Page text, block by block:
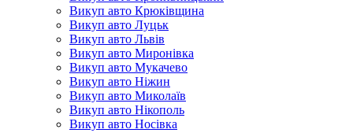
Викуп авто Крюківщина
Викуп авто Луцьк
Викуп авто Львів
Викуп авто Миронівка
Викуп авто Мукачево
Викуп авто Ніжин
Викуп авто Миколаїв
Викуп авто Нікополь
Викуп авто Носівка